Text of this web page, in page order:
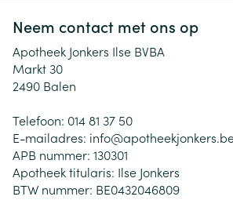
Neem contact met ons op
Apotheek Jonkers Ilse BVBA
Markt 30
2490 Balen
Telefoon: 014 81 37 50
E-mailadres: info@
APB nummer: 130301
Apotheek titularis: Ilse Jonkers
BTW nummer: BE0432046809